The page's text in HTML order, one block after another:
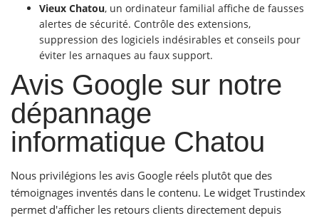
Vieux Chatou, un ordinateur familial affiche de fausses
alertes de sécurité. Contrôle des extensions,
suppression des logiciels indésirables et conseils pour
éviter les arnaques au faux support.
Avis Google sur notre
dépannage
informatique Chatou
Nous privilégions les avis Google réels plutôt que des
témoignages inventés dans le contenu. Le widget Trustindex
permet d'afficher les retours clients directement depuis